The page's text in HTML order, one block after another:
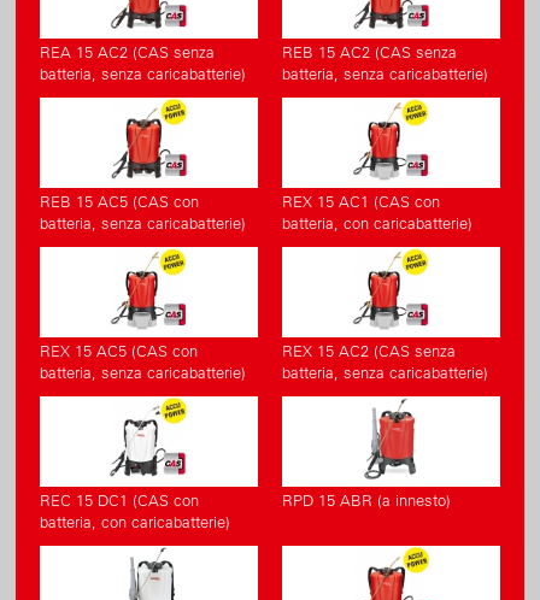
REA 15 AC2 (CAS senza
batteria, senza caricabatterie)
REB 15 AC2 (CAS senza
batteria, senza caricabatterie)
REB 15 AC5 (CAS con
batteria, senza caricabatterie)
REX 15 AC1 (CAS con
batteria, con caricabatterie)
REX 15 AC5 (CAS con
batteria, senza caricabatterie)
REX 15 AC2 (CAS senza
batteria, senza caricabatterie)
REC 15 DC1 (CAS con
batteria, con caricabatterie)
RPD 15 ABR (a innesto)